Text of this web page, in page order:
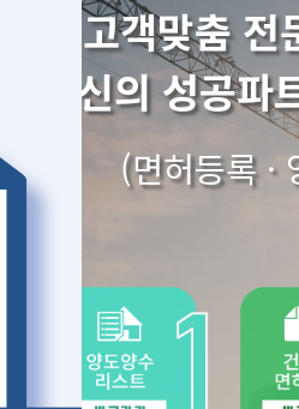
사업
조경식재·시설물공사
업
구조물해체·비계공사
철도·궤도공사업
수중·준설공사업
시설물유지관리업(폐
업
가스·난방공사업
1:1 고객맞춤
당신의 성공
(면허등록 ·